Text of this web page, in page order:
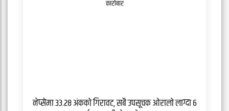
नेप्सेमा ३३.२८ अंकको गिरावट, सबै उपसूचक ओरालो लाग्दा ६